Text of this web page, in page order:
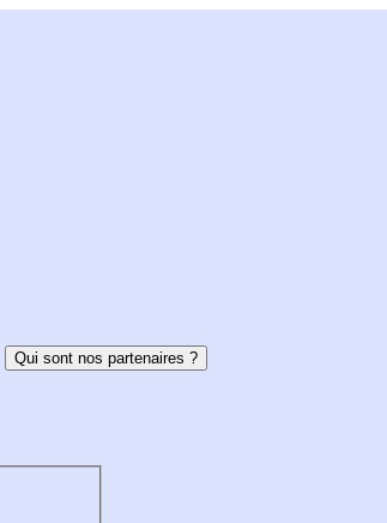
Qui sont nos partenaires ?